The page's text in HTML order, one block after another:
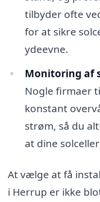
tilbyder ofte
for at sikre
ydeevne.
Monitoring af
Nogle firmaer
konstant
strøm, så du
at dine
At vælge at få
i Herrup er ikke